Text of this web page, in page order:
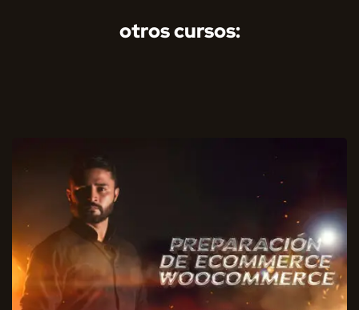
otros cursos: